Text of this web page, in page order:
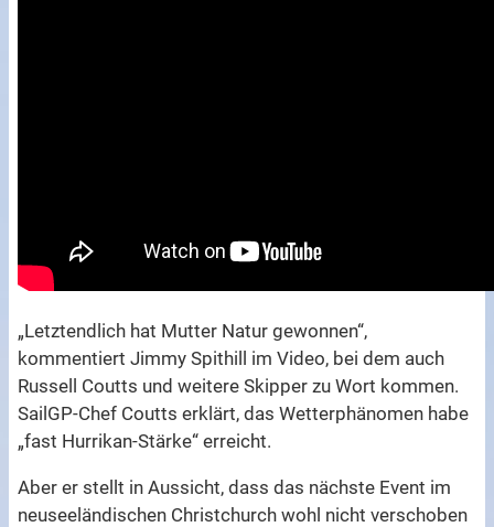
„Letztendlich hat Mutter Natur gewonnen“,
kommentiert Jimmy Spithill im Video, bei dem auch
Russell Coutts und weitere Skipper zu Wort kommen.
SailGP-Chef Coutts erklärt, das Wetterphänomen habe
„fast Hurrikan-Stärke“ erreicht.
Aber er stellt in Aussicht, dass das nächste Event im
neuseeländischen Christchurch wohl nicht verschoben